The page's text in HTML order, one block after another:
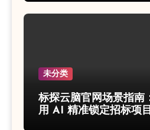
未分类
标探云脑官网场景指南
用 AI 精准锁定招标项目